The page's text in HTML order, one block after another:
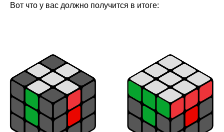
Вот что у вас должно получится в итоге: